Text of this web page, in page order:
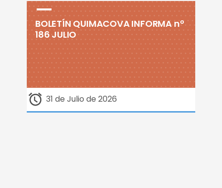
BOLETÍN QUIMACOVA INFORMA nº
186 JULIO
31 de Julio de 2026